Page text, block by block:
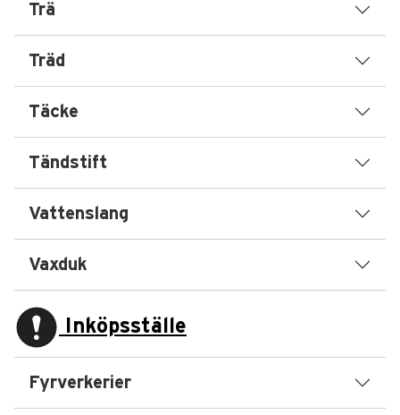
Trä
Träd
Täcke
Tändstift
Vattenslang
Vaxduk
Inköpsställe
Fyrverkerier